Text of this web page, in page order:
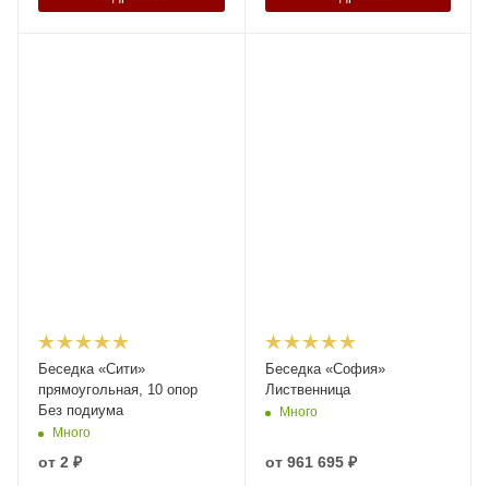
Беседка «Сити»
прямоугольная, 10 опор
Без подиума
Много
от 2 ₽
Беседка «София»
Лиственница
Много
от 961 695 ₽